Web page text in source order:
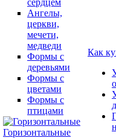
сердцем
Ангелы,
церкви,
мечети,
медведи
Формы с
деревьями
Формы с
цветами
Формы с
птицами
Горизонтальные
Как